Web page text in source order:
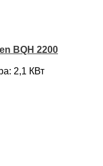
BQH 2200
2,1 КВт